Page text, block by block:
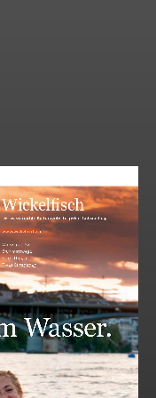
Wickel
ﬁsch
Der wasserdichte
www.wickelﬁsch.ch
Wickelﬁsch AG
Brühlmattweg 1
4107 Ettingen
T: +41 61 725 25 45